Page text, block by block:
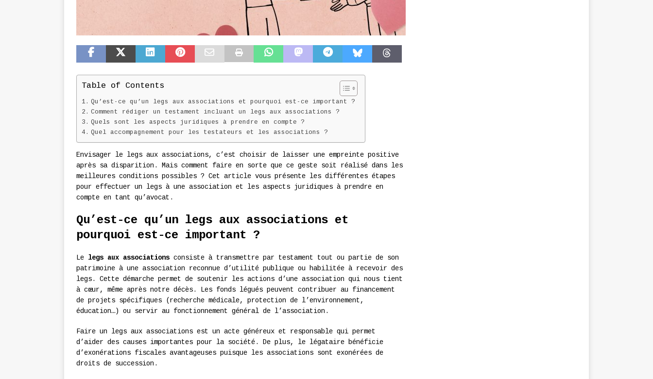
Table of Contents
Qu’est-ce qu’un legs aux associations et pourquoi est-ce important ?
Comment rédiger un testament incluant un legs aux associations ?
Quels sont les aspects juridiques à prendre en compte ?
Quel accompagnement pour les testateurs et les associations ?
Envisager le legs aux associations, c’est choisir de laisser une empreinte positive
après sa disparition. Mais comment faire en sorte que ce geste soit réalisé dans les
meilleures conditions possibles ? Cet article vous présente les différentes étapes
pour effectuer un legs à une association et les aspects juridiques à prendre en
compte en tant qu’avocat.
Qu’est-ce qu’un legs aux associations et
pourquoi est-ce important ?
Le legs aux associations consiste à transmettre par testament tout ou partie de son
patrimoine à une association reconnue d’utilité publique ou habilitée à recevoir des
legs. Cette démarche permet de soutenir les actions d’une association qui nous tient
à cœur, même après notre décès. Les fonds légués peuvent contribuer au financement
de projets spécifiques (recherche médicale, protection de l’environnement,
éducation…) ou servir au fonctionnement général de l’association.
Faire un legs aux associations est un acte généreux et responsable qui permet
d’aider des causes importantes pour la société. De plus, le légataire bénéficie
d’exonérations fiscales avantageuses puisque les associations sont exonérées de
droits de succession.